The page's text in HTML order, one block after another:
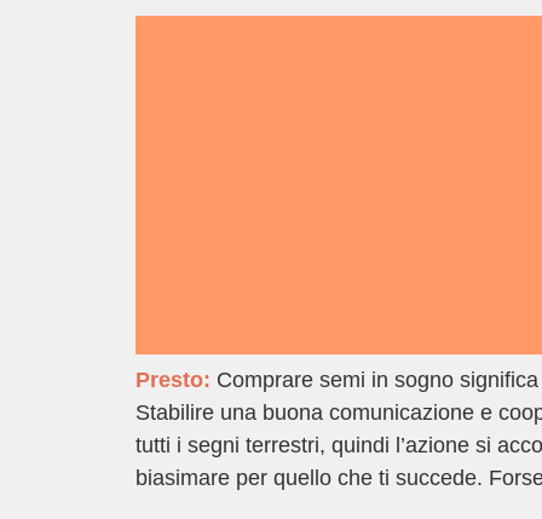
Presto: Comprare semi in sogno
Stabilire una buona comunicazione e
tutti i segni terrestri, quindi l’azione si
biasimare per quello che ti succede.